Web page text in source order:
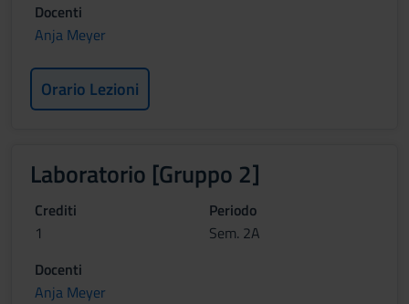
Docenti
Anja Meyer
Orario Lezioni
Laboratorio [Gruppo 2]
Crediti
1
Periodo
Sem. 2A
Docenti
Anja Meyer